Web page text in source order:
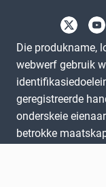
Die produkname,
webwerf gebruik
geregistreerde
onderskeie
betrokke